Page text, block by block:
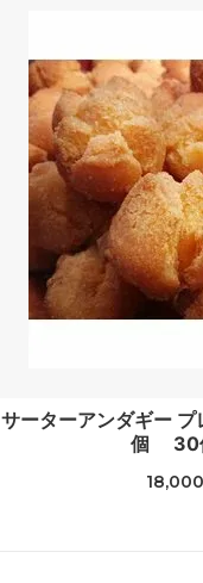
サーターアンダギー
個 30